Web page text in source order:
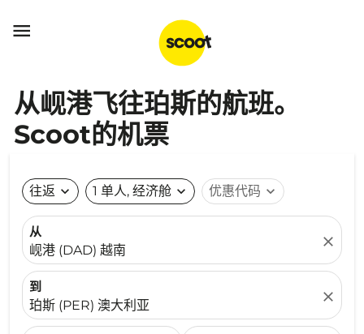

从岘港飞往珀斯的航班。
Scoot的机票
往返 expand_more 1 单人, 经济舱 expand_more 优惠代码 expand_more
从
岘港 (DAD) 越南
close
到
珀斯 (PER) 澳大利亚
close